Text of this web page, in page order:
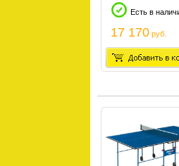
Есть в
17 170 руб.